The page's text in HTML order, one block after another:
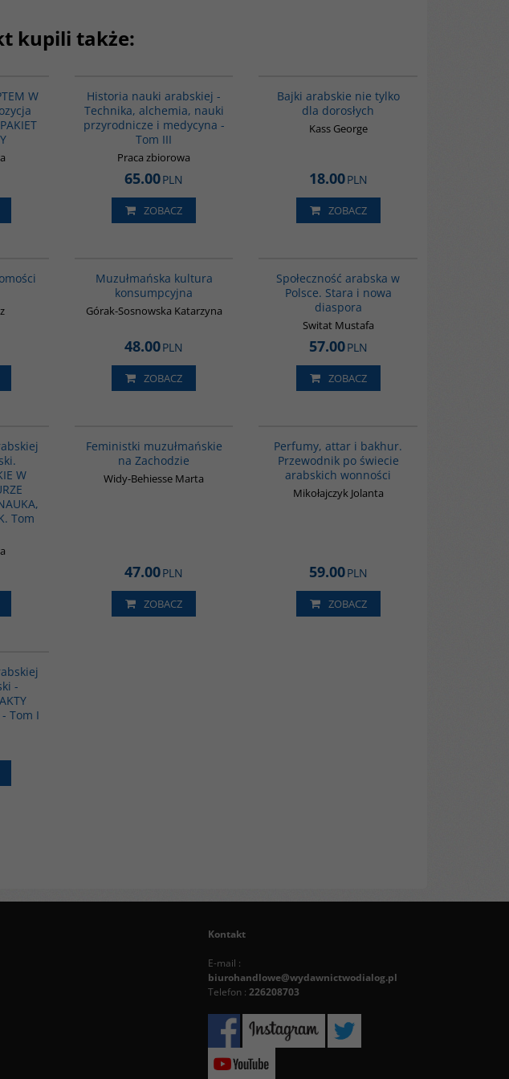
kupili także:
W
Historia nauki arabskiej -
Technika, alchemia, nauki
przyrodnicze i medycyna -
Tom III
Praca zbiorowa
65.00PLN
ZOBACZ
Bajki arabskie nie tylko
dla dorosłych
Kass George
18.00PLN
ZOBACZ
Muzułmańska kultura
konsumpcyjna
Górak-Sosnowska Katarzyna
48.00PLN
ZOBACZ
Społeczność arabska w
Polsce. Stara i nowa
diaspora
Switat Mustafa
57.00PLN
ZOBACZ
W
Tom
Feministki muzułmańskie
na Zachodzie
Widy-Behiesse Marta
47.00PLN
ZOBACZ
Perfumy, attar i bakhur.
Przewodnik po świecie
arabskich wonności
Mikołajczyk Jolanta
59.00PLN
ZOBACZ
-
- Tom I
Kontakt
E-mail :
biurohandlowe@wydawnictwodialog.pl
Telefon : 226208703